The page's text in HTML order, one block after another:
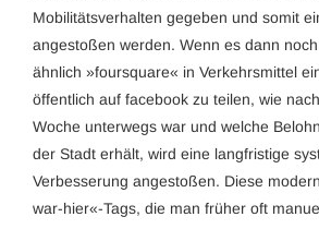
Mobilitätsverhalten gegeben und somit
angestoßen werden. Wenn es dann
ähnlich »foursquare« in Verkehrsmittel
öffentlich auf facebook zu teilen, wie
Woche unterwegs war und welche
der Stadt erhält, wird eine langfristige
Verbesserung angestoßen. Diese
war-hier«-Tags, die man früher oft